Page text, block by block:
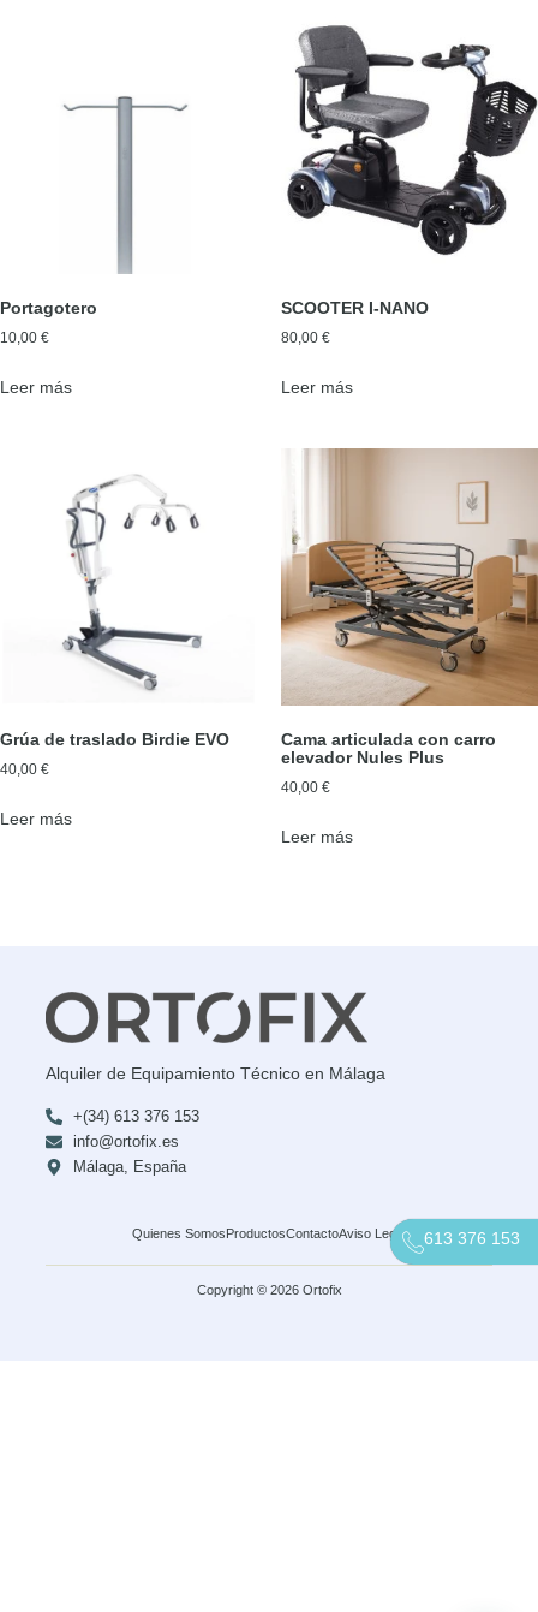
Portagotero
10,00 €
Leer más
SCOOTER I-NANO
80,00 €
Leer más
Grúa de traslado Birdie EVO
40,00 €
Leer más
Cama articulada con carro
elevador Nules Plus
40,00 €
Leer más
Alquiler de Equipamiento Técnico en Málaga
+(34) 613 376 153
info@ortofix.es
Málaga, España
Quienes SomosProductosContactoAviso Legal
Copyright © 2026 Ortofix
613 376 153